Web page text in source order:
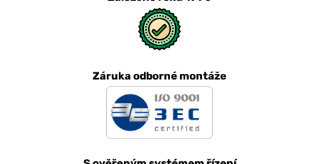
Záruka odborné montáže